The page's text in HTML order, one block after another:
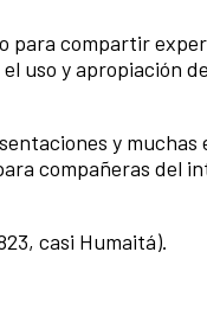
para compartir
uso y apropiación
y muchas
compañeras del
casi Humaitá).